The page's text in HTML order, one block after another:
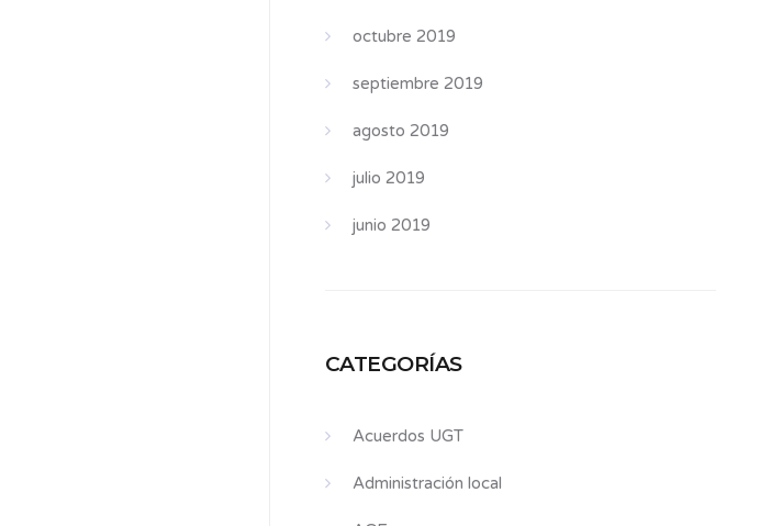
octubre 2019
septiembre 2019
agosto 2019
julio 2019
junio 2019
CATEGORÍAS
Acuerdos UGT
Administración local